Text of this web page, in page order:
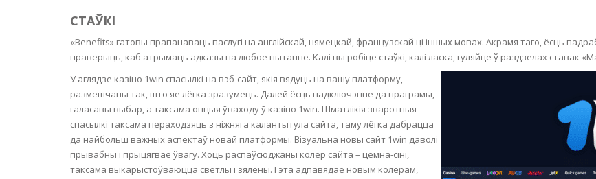
EYE CARE
CLEANSING & MAKE-UP
REMOVER
NORMAL TO
COMBINATION SKIN
SHOWER GEL
BARS & SOAPS
ANTISEPTICS
MOUTH WASH
HAIRLOSS
HAIR CARE
HAIR PROTECTION
CONDITIONNER
СТАЎКІ
«Benefits» гатовы прапанаваць паслугі на англійскай, нямецкай, французскай ці іншых мовах. Акрамя таго, ёсць
праверыць, каб атрымаць адказы на любое пытанне. Калі вы робіце стаўкі, калі ласка, гуляйце ў раздзелах ставак
У аглядзе казіно 1win спасылкі на вэб-сайт, якія вядуць на вашу платформу,
размешчаны так, што яе лёгка зразумець. Далей ёсць падключэнне да праграмы,
галасавы выбар, а таксама опцыя ўваходу ў казіно 1win. Шматлікія зваротныя
спасылкі таксама пераходзяць з ніжняга калантытула сайта, таму лёгка дабрацца
да найбольш важных аспектаў новай платформы. Візуальна новы сайт 1win даволі
прывабны і прыцягвае ўвагу. Хоць распаўсюджаны колер сайта – цёмна-сіні,
таксама выкарыстоўваюцца светлы і зялёны. Гэта адпавядае новым колерам,